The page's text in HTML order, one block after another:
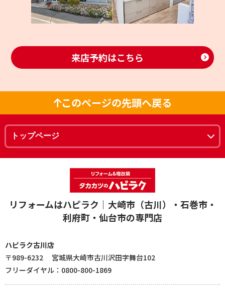
来店予約はこちら
このページの先頭へ戻る
リフォームはハピラク｜大崎市（古川）・石巻市・
利府町・仙台市の専門店
ハピラク古川店
〒989-6232 宮城県大崎市古川沢田字舞台102
フリーダイヤル：0800-800-1869